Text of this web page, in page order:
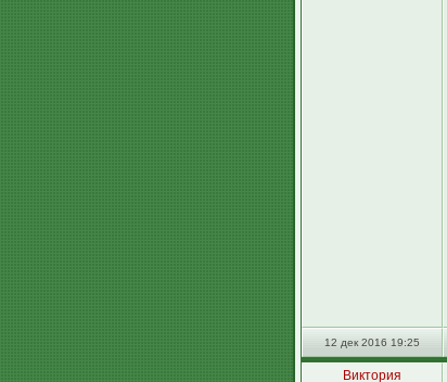
12 дек 2016 19:25
Виктория